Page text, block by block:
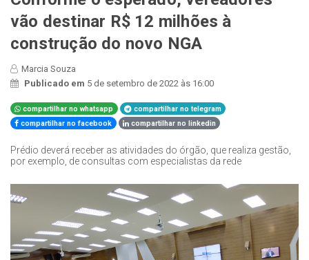
vão destinar R$ 12 milhões à
construção do novo NGA
Marcia Souza
Publicado em 5 de setembro de 2022 às 16:00
compartilhar no whatsapp
compartilhar no telegram
compartilhar no facebook
compartilhar no linkedin
Prédio deverá receber as atividades do órgão, que realiza gestão,
por exemplo, de consultas com especialistas da rede